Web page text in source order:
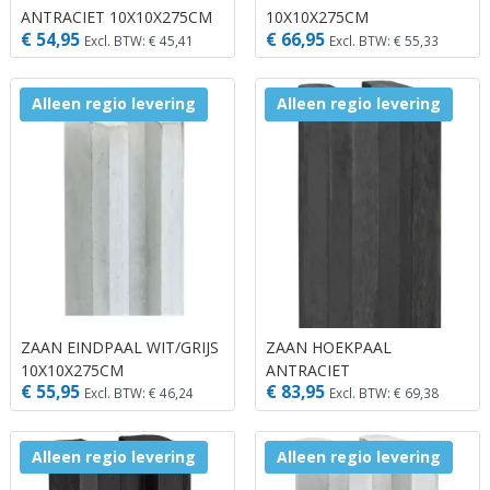
ANTRACIET 10X10X275CM
€ 54,95 Excl. BTW: € 45,41
10X10X275CM
€ 66,95 Excl. BTW: € 55,33
Alleen regio levering
ZAAN EINDPAAL WIT/GRIJS
10X10X275CM
€ 55,95 Excl. BTW: € 46,24
Alleen regio levering
ZAAN HOEKPAAL
ANTRACIET
11,5X11,5X275CM
€ 83,95 Excl. BTW: € 69,38
Alleen regio levering Alleen regio levering